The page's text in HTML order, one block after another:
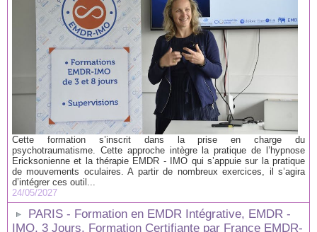
Cette formation s’inscrit dans la prise en charge du
psychotraumatisme. Cette approche intègre la pratique de l’hypnose
Ericksonienne et la thérapie EMDR - IMO qui s’appuie sur la pratique
de mouvements oculaires. A partir de nombreux exercices, il s’agira
d’intégrer ces outil...
24/05/2027
PARIS - Formation en EMDR Intégrative, EMDR -
IMO, 3 Jours. Formation Certifiante par France EMDR-